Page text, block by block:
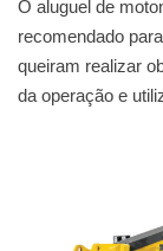
O aluguel de
recomendado
queiram realizar
da operação e